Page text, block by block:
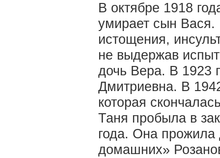
В октябре 1918
умирает сын Вася.
истощения,
не выдержав
дочь Вера. В 1923
Дмитриевна. В
которая
Таня пробыла в
года. Она прожила
домашних»